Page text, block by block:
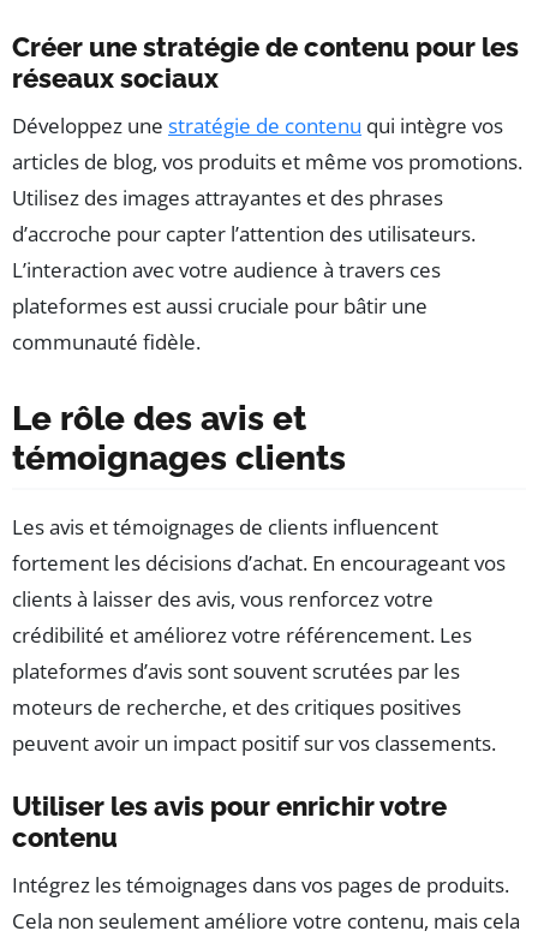
Créer une stratégie de contenu pour les
réseaux sociaux
Développez une stratégie de contenu qui intègre vos
articles de blog, vos produits et même vos promotions.
Utilisez des images attrayantes et des phrases
d’accroche pour capter l’attention des utilisateurs.
L’interaction avec votre audience à travers ces
plateformes est aussi cruciale pour bâtir une
communauté fidèle.
Le rôle des avis et
témoignages clients
Les avis et témoignages de clients influencent
fortement les décisions d’achat. En encourageant vos
clients à laisser des avis, vous renforcez votre
crédibilité et améliorez votre référencement. Les
plateformes d’avis sont souvent scrutées par les
moteurs de recherche, et des critiques positives
peuvent avoir un impact positif sur vos classements.
Utiliser les avis pour enrichir votre
contenu
Intégrez les témoignages dans vos pages de produits.
Cela non seulement améliore votre contenu, mais cela